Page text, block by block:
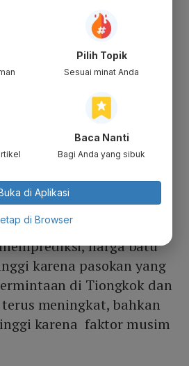
harga batu
karena pasokan yang
di Tiongkok dan
meningkat, bahkan
karena faktor musim
Pilih Topik
Sesuai minat Anda
Baca Nanti
Bagi Anda yang sibuk
di Aplikasi
di Browser